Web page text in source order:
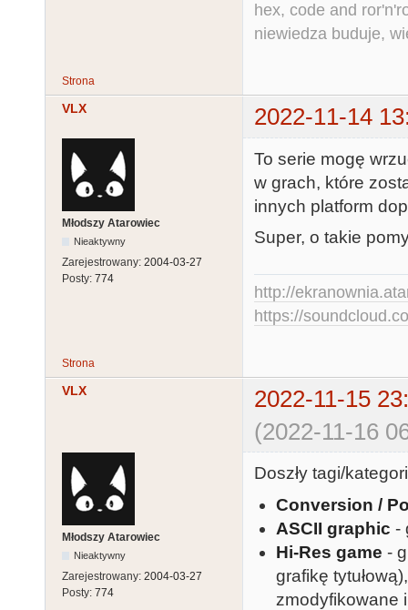
hex, code and
niewiedza buduje,
Strona
VLX 2022-11-14
Młodszy Atarowiec
Nieaktywny
Zarejestrowany: 2004-03-27
Posty: 774
To serie mogę
w grach, które
innych platform
Super, o takie
http://
https://
Strona
VLX
2022-11-15
(2022-11-16
Młodszy Atarowiec
Nieaktywny
Zarejestrowany: 2004-03-27
Posty: 774
Doszły tagi/
Conversion /
ASCII graphic -
Hi-Res game -
grafikę
zmodyfikowane